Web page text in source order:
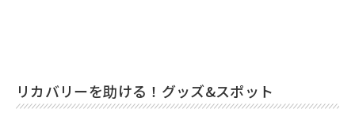
リカバリーを助ける！グッズ&スポット